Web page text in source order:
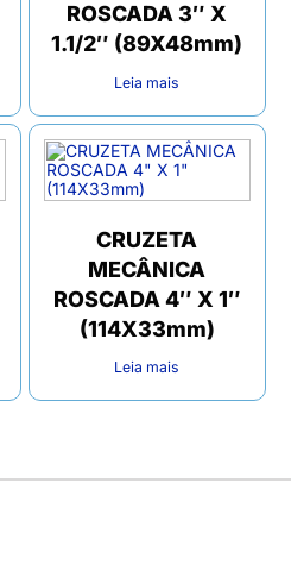
ROSCADA 3″ X
1.1/2″ (89X48mm)
Leia mais
CRUZETA
MECÂNICA
ROSCADA 4″ X 1″
(114X33mm)
Leia mais